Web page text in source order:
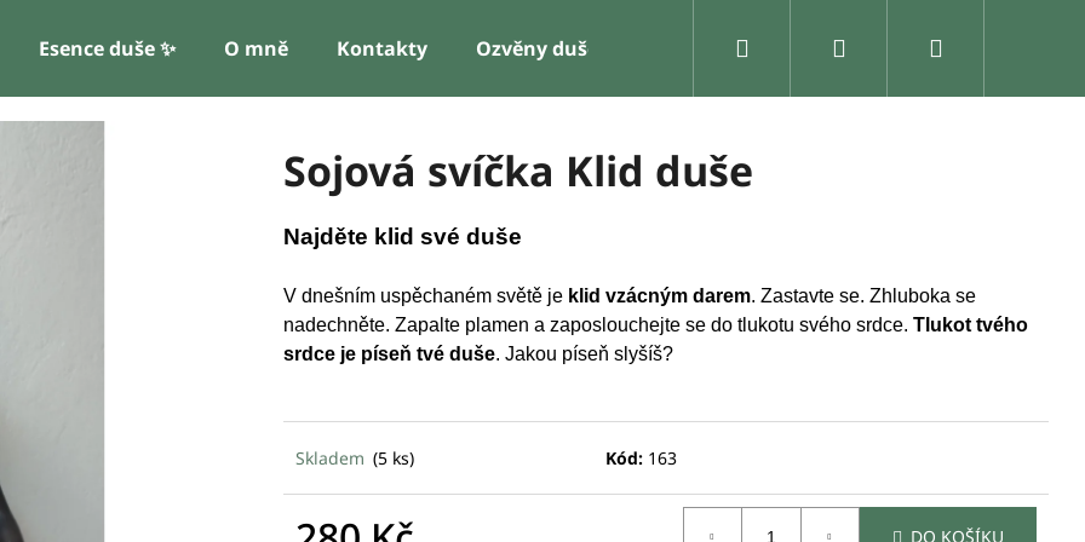
Esence duše ✨ O mně Kontakty Ozvěny duše Přihlášení
Sojová svíčka Klid duše
Najděte klid své duše
V dnešním uspěchaném světě je klid vzácným darem. Zastavte se. Zhluboka se
nadechněte. Zapalte plamen a zaposlouchejte se do tlukotu svého srdce. Tlukot tvého
srdce je píseň tvé duše. Jakou píseň slyšíš?
Skladem (5 ks) Kód: 163
DO KOŠÍKU
Co potřebujete najít?
HLEDAT